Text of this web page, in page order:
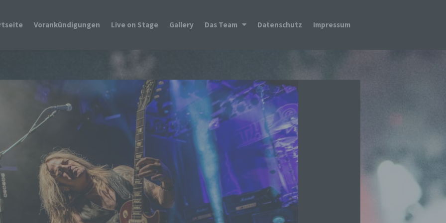
Vorankündigungen Live on Stage Gallery Das Team Datenschutz Impressum